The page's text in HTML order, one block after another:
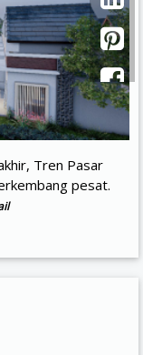
Tren Pasar
pesat.